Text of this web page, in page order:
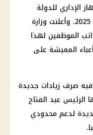
الإداري للدولة
ينتظرون صرف رواتبهم عن شهر مايو 2025. وأعلنت وزارة
الموظفين لهذا
المعيشة على
صرف زيادات جديدة
الرئيس عبد الفتاح
لدعم محدودي